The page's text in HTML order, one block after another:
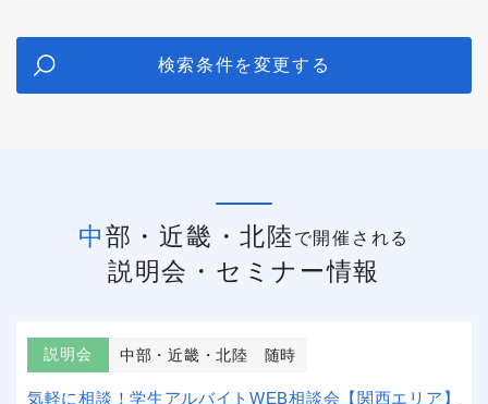
検索条件を変更する
中部・近畿・北陸 で開催される
説明会・セミナー情報
説明会 中部・近畿・北陸 随時
気軽に相談！学生アルバイトWEB相談会【関西エリア】